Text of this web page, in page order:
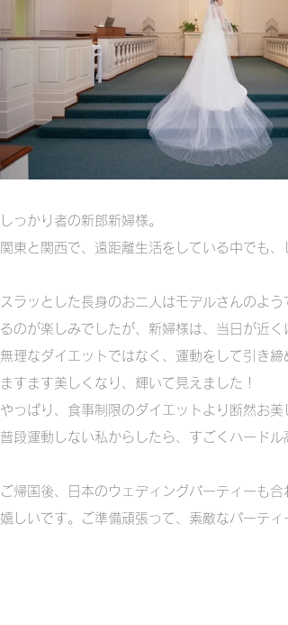
しっかり者の新郎新婦様。
関東と関西で、遠距離生活をしている中でも
スラッとした長身のお二人はモデルさんのよ
るのが楽しみでしたが、新婦様は、当日が近
無理なダイエットではなく、運動をして引き
ますます美しくなり、輝いて見えました！
やっぱり、食事制限のダイエットより断然お美
普段運動しない私からしたら、すごくハード
ご帰国後、日本のウェディングパーティーも
嬉しいです。ご準備頑張って、素敵なパーティ